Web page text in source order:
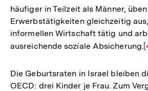
häufiger in Teilzeit als Männer,
Erwerbstätigkeiten gleichzeitig
informellen Wirtschaft tätig und
ausreichende soziale Absicherung.
Die Geburtsraten in Israel bleiben
OECD: drei Kinder je Frau. Zum